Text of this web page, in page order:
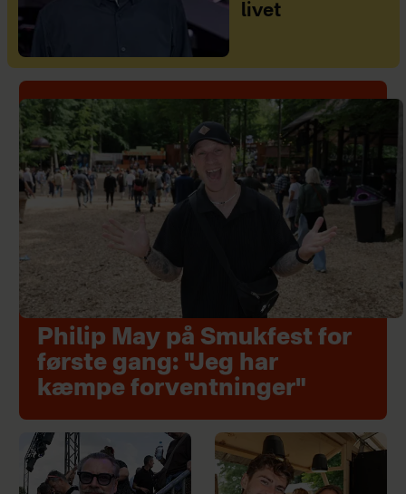
livet
Philip May på Smukfest for
første gang: "Jeg har
kæmpe forventninger"